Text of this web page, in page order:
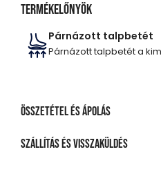
Termékelőnyök
Párnázott talpbetét
Párnázott talpbetét a
Összetétel és ápolás
ANYAGÖSSZETÉTEL
Szállítás és visszaküldés